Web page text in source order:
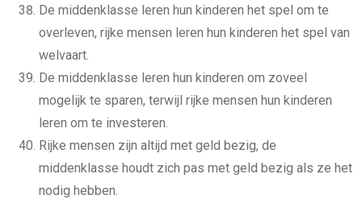
De middenklasse leren hun kinderen het spel om te
overleven, rijke mensen leren hun kinderen het spel van
welvaart.
De middenklasse leren hun kinderen om zoveel
mogelijk te sparen, terwijl rijke mensen hun kinderen
leren om te investeren.
Rijke mensen zijn altijd met geld bezig, de
middenklasse houdt zich pas met geld bezig als ze het
nodig hebben.